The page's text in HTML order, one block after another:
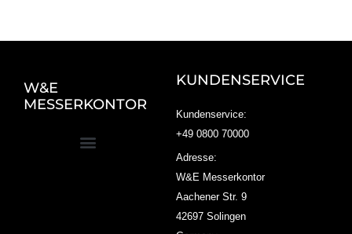
W&E
MESSERKONTOR
KUNDENSERVICE
Kundenservice:
+49 0800 70000
Adresse:
W&E Messerkontor
Aachener Str. 9
42697 Solingen